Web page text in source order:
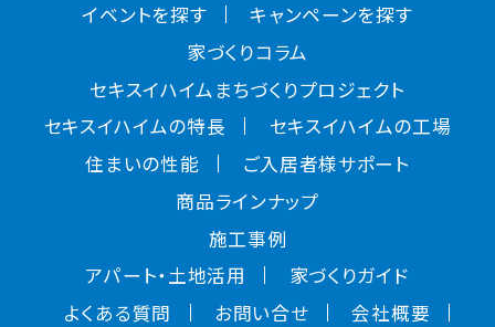
イベントを探す
キャンペーンを探す
家づくりコラム
セキスイハイムまちづくりプロジェクト
セキスイハイムの特長
セキスイハイムの工場
住まいの性能
ご入居者様サポート
商品ラインナップ
施工事例
アパート・土地活用
家づくりガイド
よくある質問
お問い合せ
会社概要